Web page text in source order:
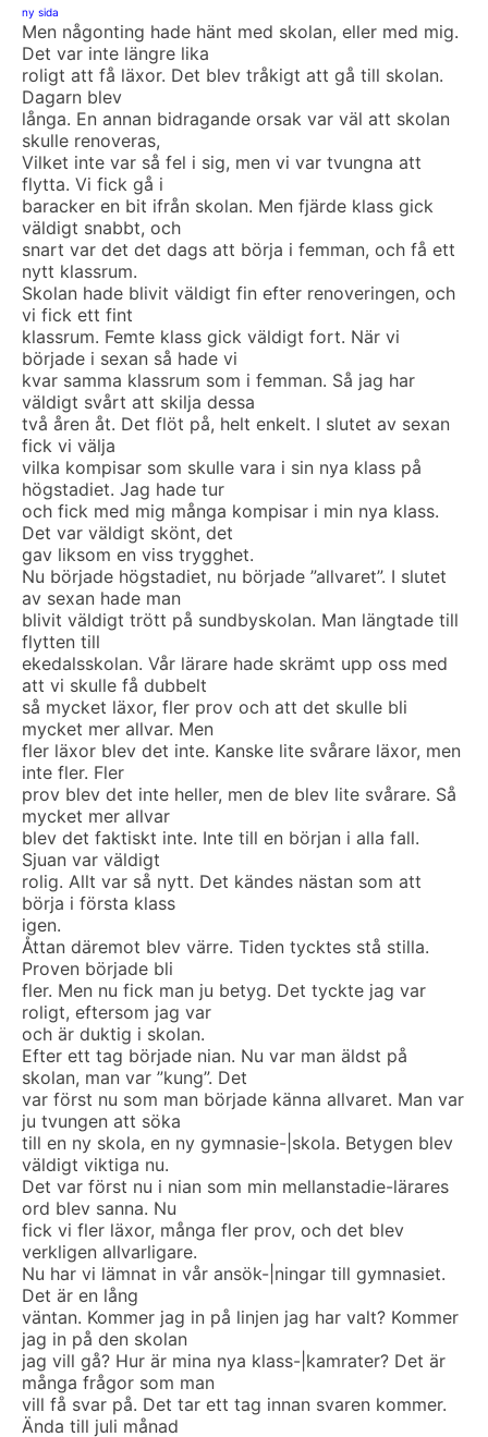
ny sida
Men någonting hade hänt med skolan, eller med mig.
Det var inte längre lika
roligt att få läxor. Det blev tråkigt att gå till skolan.
Dagarn blev
långa. En annan bidragande orsak var väl att skolan
skulle renoveras,
Vilket inte var så fel i sig, men vi var tvungna att
flytta. Vi fick gå i
baracker en bit ifrån skolan. Men fjärde klass gick
väldigt snabbt, och
snart var det det dags att börja i femman, och få ett
nytt klassrum.
Skolan hade blivit väldigt fin efter renoveringen, och
vi fick ett fint
klassrum. Femte klass gick väldigt fort. När vi
började i sexan så hade vi
kvar samma klassrum som i femman. Så jag har
väldigt svårt att skilja dessa
två åren åt. Det flöt på, helt enkelt. I slutet av sexan
fick vi välja
vilka kompisar som skulle vara i sin nya klass på
högstadiet. Jag hade tur
och fick med mig många kompisar i min nya klass.
Det var väldigt skönt, det
gav liksom en viss trygghet.
Nu började högstadiet, nu började ”allvaret”. I slutet
av sexan hade man
blivit väldigt trött på sundbyskolan. Man längtade till
flytten till
ekedalsskolan. Vår lärare hade skrämt upp oss med
att vi skulle få dubbelt
så mycket läxor, fler prov och att det skulle bli
mycket mer allvar. Men
fler läxor blev det inte. Kanske lite svårare läxor, men
inte fler. Fler
prov blev det inte heller, men de blev lite svårare. Så
mycket mer allvar
blev det faktiskt inte. Inte till en början i alla fall.
Sjuan var väldigt
rolig. Allt var så nytt. Det kändes nästan som att
börja i första klass
igen.
Åttan däremot blev värre. Tiden tycktes stå stilla.
Proven började bli
fler. Men nu fick man ju betyg. Det tyckte jag var
roligt, eftersom jag var
och är duktig i skolan.
Efter ett tag började nian. Nu var man äldst på
skolan, man var ”kung”. Det
var först nu som man började känna allvaret. Man var
ju tvungen att söka
till en ny skola, en ny gymnasie-|skola. Betygen blev
väldigt viktiga nu.
Det var först nu i nian som min mellanstadie-lärares
ord blev sanna. Nu
fick vi fler läxor, många fler prov, och det blev
verkligen allvarligare.
Nu har vi lämnat in vår ansök-|ningar till gymnasiet.
Det är en lång
väntan. Kommer jag in på linjen jag har valt? Kommer
jag in på den skolan
jag vill gå? Hur är mina nya klass-|kamrater? Det är
många frågor som man
vill få svar på. Det tar ett tag innan svaren kommer.
Ända till juli månad